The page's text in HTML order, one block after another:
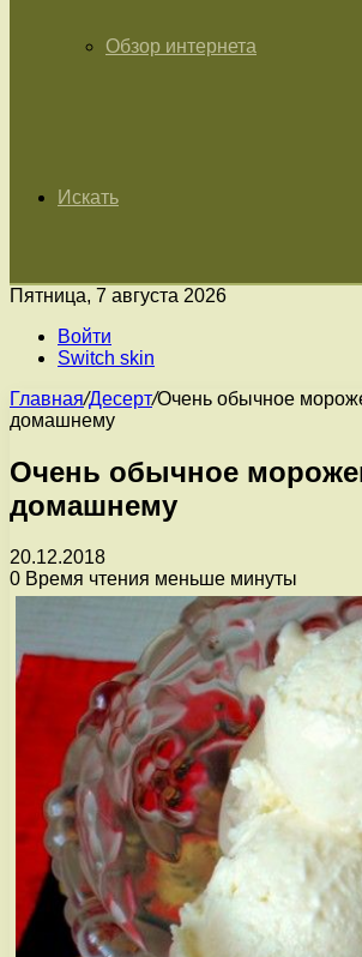
Обзор интернета
Искать
Пятница, 7 августа 2026
Войти
Switch skin
Главная/Десерт/Очень обычное
домашнему
Очень обычное
домашнему
20.12.2018
0 Время чтения меньше минуты